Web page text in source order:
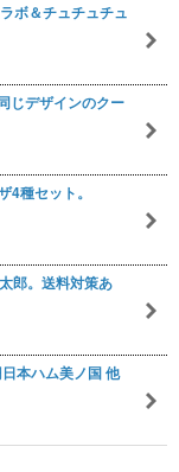
ボ＆チュチュチュ
じデザインのクー
4種セット。
郎。送料対策あ
本ハム美ノ国 他